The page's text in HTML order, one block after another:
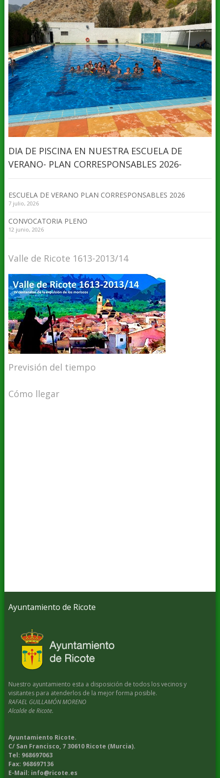
DIA DE PISCINA EN NUESTRA ESCUELA DE
VERANO- PLAN CORRESPONSABLES 2026-
ESCUELA DE VERANO PLAN CORRESPONSABLES 2026
7 julio, 2026
CONVOCATORIA PLENO
12 junio, 2026
Valle de Ricote 1613-2013/14
Previsión del tiempo
Cómo llegar
Ayuntamiento de Ricote
Nuestro ayuntamiento esta a disposición de todos los vecinos y
visitantes para atenderlos de la mejor forma posible.
RAFAEL GUILLAMÓN MORENO
Alcalde de Ricote.
Ayuntamiento Ricote.
C/ San Francisco, 7 30610 Ricote (Murcia).
Tel: 968697063
Fax: 968697136
E-Mail: info@ricote.es